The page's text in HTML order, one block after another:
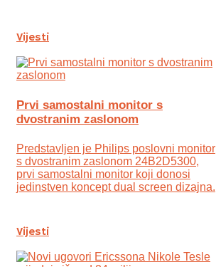
Vijesti
Prvi samostalni monitor s
dvostranim zaslonom
Predstavljen je Philips poslovni monitor
s dvostranim zaslonom 24B2D5300,
prvi samostalni monitor koji donosi
jedinstven koncept dual screen dizajna.
Vijesti